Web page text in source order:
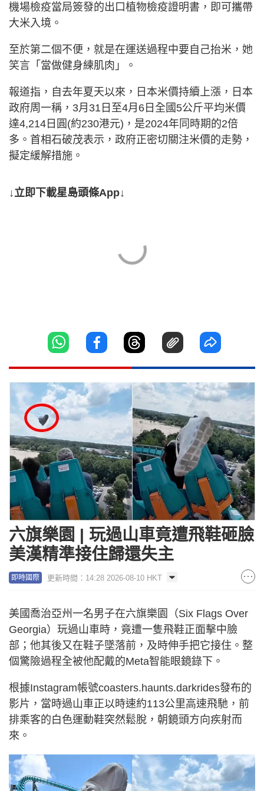
機場檢疫當局簽發的出口植物檢疫證明書，即可攜帶
大米入境。
至於第二個不便，就是在運送過程中要自己抬米，她
笑言「當做健身練肌肉」。
報道指，自去年夏天以來，日本米價持續上漲，日本
政府周一稱，3月31日至4月6日全國5公斤平均米價
達4,214日圓(約230港元)，是2024年同時期的2倍
多。首相石破茂表示，政府正密切關注米價的走勢，
擬定緩解措施。
↓立即下載星島頭條App↓
六旗樂園 | 玩過山車竟遭飛鞋砸臉
美漢精準接住歸還失主
即時國際 更新時間：14:28 2026-08-10 HKT
美國喬治亞州一名男子在六旗樂園（Six Flags Over
Georgia）玩過山車時，竟遭一隻飛鞋正面擊中臉
部；他其後又在鞋子墜落前，及時伸手把它接住。整
個驚險過程全被他配戴的Meta智能眼鏡錄下。
根據Instagram帳號coasters.haunts.darkrides發布的
影片，當時過山車正以時速約113公里高速飛馳，前
排乘客的白色運動鞋突然鬆脫，朝鏡頭方向疾射而
來。